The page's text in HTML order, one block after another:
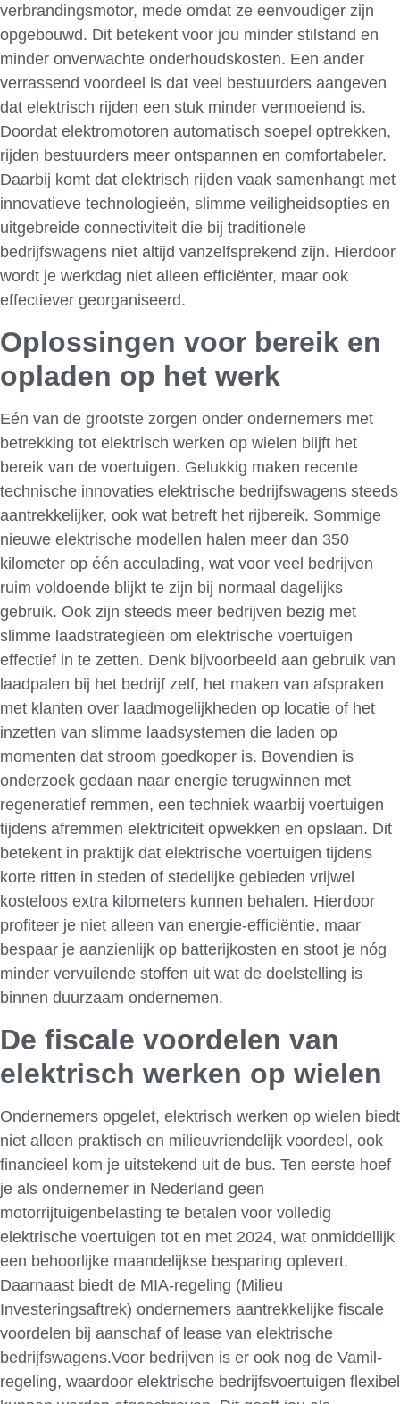
verbrandingsmotor, mede omdat ze eenvoudiger zijn
opgebouwd. Dit betekent voor jou minder stilstand en
minder onverwachte onderhoudskosten. Een ander
verrassend voordeel is dat veel bestuurders aangeven
dat elektrisch rijden een stuk minder vermoeiend is.
Doordat elektromotoren automatisch soepel optrekken,
rijden bestuurders meer ontspannen en comfortabeler.
Daarbij komt dat elektrisch rijden vaak samenhangt met
innovatieve technologieën, slimme veiligheidsopties en
uitgebreide connectiviteit die bij traditionele
bedrijfswagens niet altijd vanzelfsprekend zijn. Hierdoor
wordt je werkdag niet alleen efficiënter, maar ook
effectiever georganiseerd.
Oplossingen voor bereik en
opladen op het werk
Eén van de grootste zorgen onder ondernemers met
betrekking tot elektrisch werken op wielen blijft het
bereik van de voertuigen. Gelukkig maken recente
technische innovaties elektrische bedrijfswagens steeds
aantrekkelijker, ook wat betreft het rijbereik. Sommige
nieuwe elektrische modellen halen meer dan 350
kilometer op één acculading, wat voor veel bedrijven
ruim voldoende blijkt te zijn bij normaal dagelijks
gebruik. Ook zijn steeds meer bedrijven bezig met
slimme laadstrategieën om elektrische voertuigen
effectief in te zetten. Denk bijvoorbeeld aan gebruik van
laadpalen bij het bedrijf zelf, het maken van afspraken
met klanten over laadmogelijkheden op locatie of het
inzetten van slimme laadsystemen die laden op
momenten dat stroom goedkoper is. Bovendien is
onderzoek gedaan naar energie terugwinnen met
regeneratief remmen, een techniek waarbij voertuigen
tijdens afremmen elektriciteit opwekken en opslaan. Dit
betekent in praktijk dat elektrische voertuigen tijdens
korte ritten in steden of stedelijke gebieden vrijwel
kosteloos extra kilometers kunnen behalen. Hierdoor
profiteer je niet alleen van energie-efficiëntie, maar
bespaar je aanzienlijk op batterijkosten en stoot je nóg
minder vervuilende stoffen uit wat de doelstelling is
binnen duurzaam ondernemen.
De fiscale voordelen van
elektrisch werken op wielen
Ondernemers opgelet, elektrisch werken op wielen biedt
niet alleen praktisch en milieuvriendelijk voordeel, ook
financieel kom je uitstekend uit de bus. Ten eerste hoef
je als ondernemer in Nederland geen
motorrijtuigenbelasting te betalen voor volledig
elektrische voertuigen tot en met 2024, wat onmiddellijk
een behoorlijke maandelijkse besparing oplevert.
Daarnaast biedt de MIA-regeling (Milieu
Investeringsaftrek) ondernemers aantrekkelijke fiscale
voordelen bij aanschaf of lease van elektrische
bedrijfswagens.Voor bedrijven is er ook nog de Vamil-
regeling, waardoor elektrische bedrijfsvoertuigen flexibel